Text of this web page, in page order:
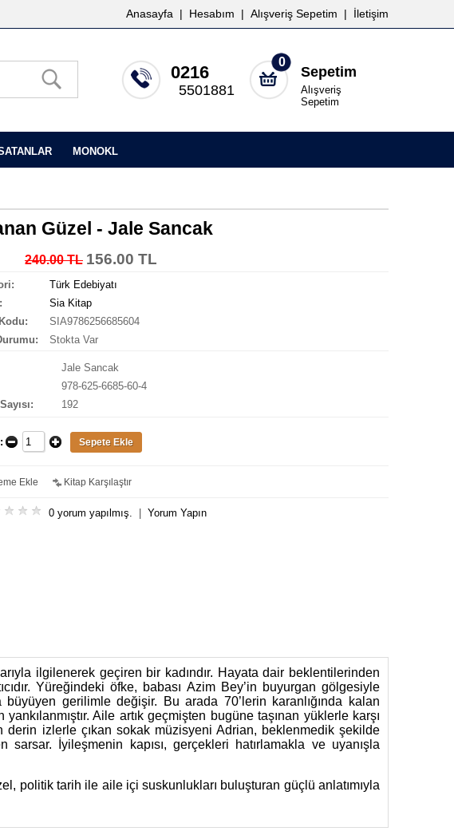
Sepetim
Alışveriş
Sepetim
0
0216
5501881
Anasayfa | Hesabım | Alışveriş Sepetim | İletişim
MONOKL
Güzel - Jale Sancak
240.00 TL 156.00 TL
Türk Edebiyatı
Sia Kitap
SIA9786256685604
Stokta Var
Jale Sancak
978-625-6685-60-4
192
Ekle Kitap Karşılaştır
0 yorum yapılmış. | Yorum Yapın
ilgilenerek geçiren bir kadındır. Hayata dair beklentilerinden
Yüreğindeki öfke, babası Azim Bey’in buyurgan gölgesiyle
gerilimle değişir. Bu arada 70’lerin karanlığında kalan
Aile artık geçmişten bugüne taşınan yüklerle karşı
derin izlerle çıkan sokak müzisyeni Adrian, beklenmedik şekilde
İyileşmenin kapısı, gerçekleri hatırlamakla ve uyanışla
politik tarih ile aile içi suskunlukları buluşturan güçlü anlatımıyla